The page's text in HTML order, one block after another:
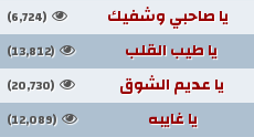
يا صاحبي وشفيك (6,724)
يا طيب القلب (13,812)
يا عديم الشوق (20,730)
يا غايبه (12,089)